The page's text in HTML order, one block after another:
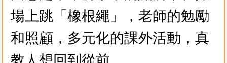
場上跳「橡根繩」，老師的勉勵
和照顧，多元化的課外活動，真